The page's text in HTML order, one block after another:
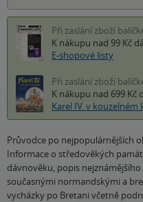
Při zaslání zboží
K nákupu nad 99 Kč
E-shopové listy
Při zaslání zboží
K nákupu nad 699 Kč
Karel IV. v kouzelném
Průvodce po nejpopulárnějších
Informace o středověkých
dávnověku, popis
současnými normandskými a
vycházky po Bretani včetně